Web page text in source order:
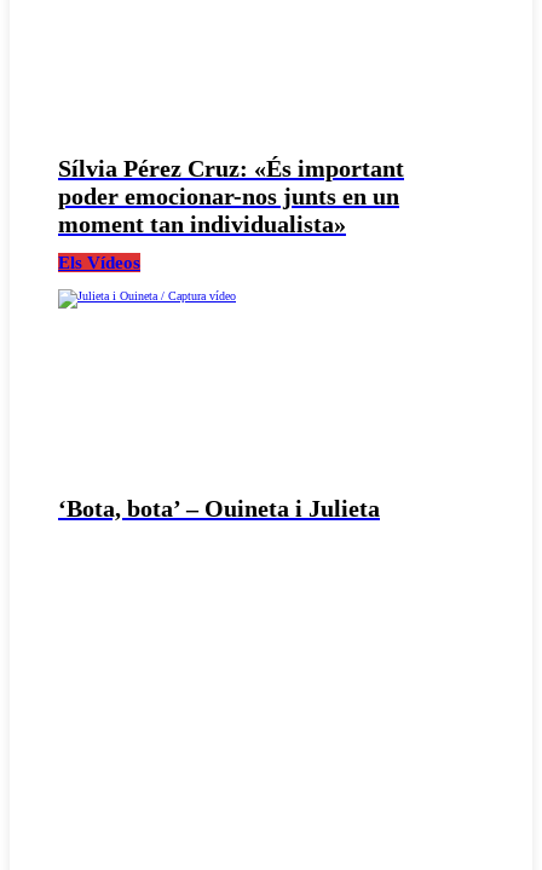
Sílvia Pérez Cruz: «És important
poder emocionar-nos junts en un
moment tan individualista»
Els Vídeos
‘Bota, bota’ – Ouineta i Julieta